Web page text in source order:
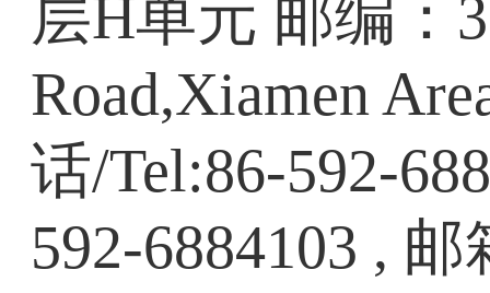
层H单元 邮编：
Road,Xiamen
话/Tel:86-592-
592-6884103 ,